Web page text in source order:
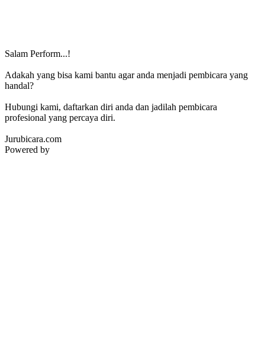
Salam Perform...!
Adakah yang bisa kami bantu agar anda menjadi pembicara yang
handal?
Hubungi kami, daftarkan diri anda dan jadilah pembicara
profesional yang percaya diri.
Jurubicara.com
Powered by